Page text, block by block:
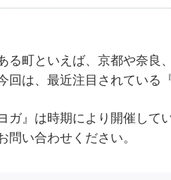
る町といえば、京都や奈良
回は、最近注目されている
ヨガ』は時期により開催し
問い合わせください。